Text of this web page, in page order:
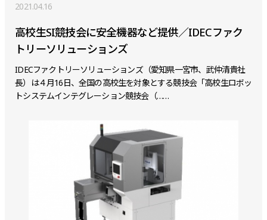
2021.04.16
高校生SI競技会に安全機器など提供／IDECファク
トリーソリューションズ
IDECファクトリーソリューションズ（愛知県一宮市、武仲清貴社
長）は４月16日、全国の高校生を対象とする競技会「高校生ロボッ
トシステムインテグレーション競技会（……